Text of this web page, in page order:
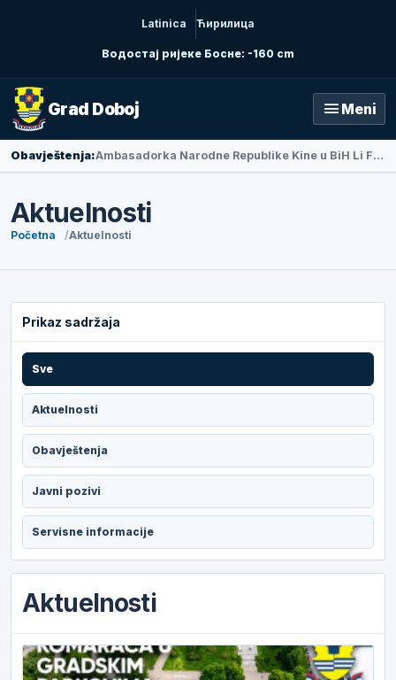
Latinica Ћирилица
Водостај ријеке Босне: -160 cm
Grad Doboj menu Meni
Obavještenja: Ambasadorka Narodne Republike Kine u BiH Li Fan posjetila Doboj
Aktuelnosti
Početna Aktuelnosti
Prikaz sadržaja
Sve
Aktuelnosti
Obavještenja
Javni pozivi
Servisne informacije
Aktuelnosti